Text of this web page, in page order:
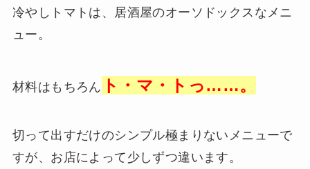
冷やしトマトは、居酒屋のオーソドックスなメニ
ュー。
材料はもちろん ト・マ・トっ……。
切って出すだけのシンプル極まりないメニューで
すが、お店によって少しずつ違います。